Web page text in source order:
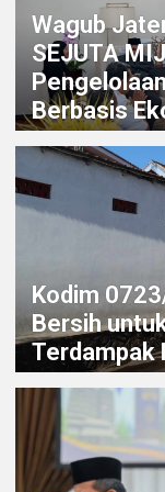
Wagub
SEJUTA
Berbasis
Kodim
Bersih
Terdampak